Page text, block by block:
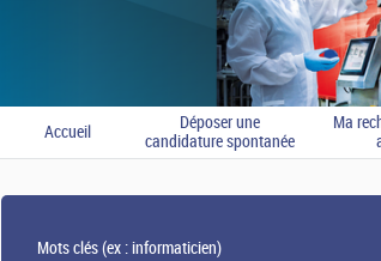
Accueil
Déposer une
candidature spontanée
Ma
Mots clés(ex : informaticien)